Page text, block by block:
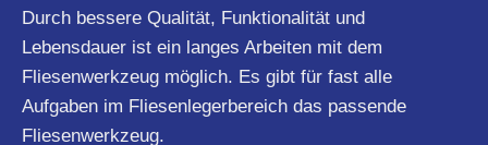
Durch bessere Qualität, Funktionalität und
Lebensdauer ist ein langes Arbeiten mit dem
Fliesenwerkzeug möglich. Es gibt für fast alle
Aufgaben im Fliesenlegerbereich das passende
Fliesenwerkzeug.